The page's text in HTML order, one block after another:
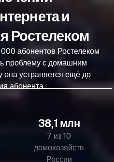
и
Ростелеком
абонентов Ростелеком
проблему с домашним
она устраняется ещё до
абонента.
38,1 млн
7 из 10
домохозяйств
России